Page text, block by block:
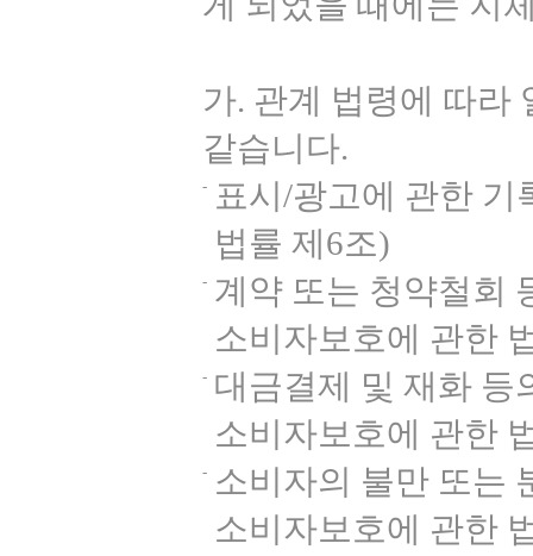
가. 관계 법령에 따라
같습니다.
표시/광고에 관한
법률 제6조)
계약 또는 청약철회
소비자보호에 관한
대금결제 및 재화 등
소비자보호에 관한
소비자의 불만 또는
소비자보호에 관한